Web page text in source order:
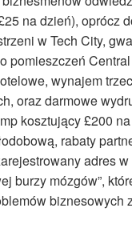
na dzień), oprócz
w Tech City,
pomieszczeń
wynajem
oraz darmowe
kosztujący £200
rabaty
adres
burzy mózgów”,
biznesowych